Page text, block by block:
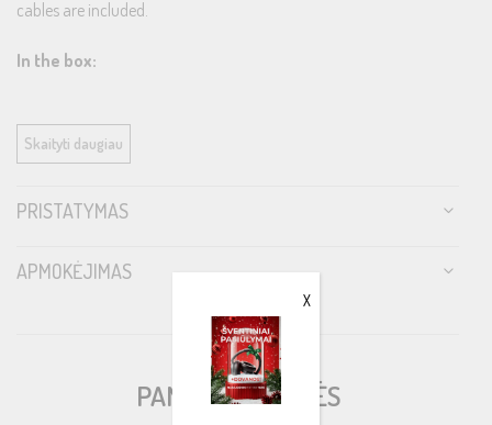
cables are included.
In the box:
Directly soldered Connect it E Phono Cable
Dust cover
Allen key, stylus pressure gauge
Technical Specifications
Skaityti daugiau
PRISTATYMAS
APMOKĖJIMAS
PANAŠIOS PREKĖS
X